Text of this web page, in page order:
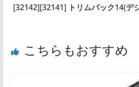
[32142][32141] トリムパック14(デ
こちらもおすすめ